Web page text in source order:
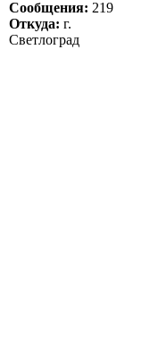
Сообщения: 219
Откуда: г.
Светлоград